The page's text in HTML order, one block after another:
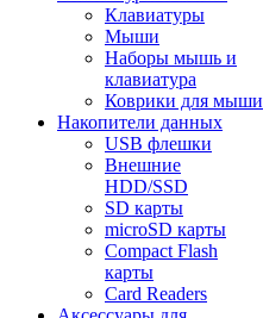
Клавиатуры
Мыши
Наборы мышь и
клавиатура
Коврики для мыши
Накопители данных
USB флешки
Внешние
HDD/SSD
SD карты
microSD карты
Compact Flash
карты
Card Readers